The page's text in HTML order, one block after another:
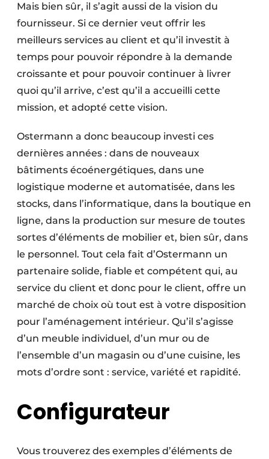
Mais bien sûr, il s’agit aussi de la vision du
fournisseur. Si ce dernier veut offrir les
meilleurs services au client et qu’il investit à
temps pour pouvoir répondre à la demande
croissante et pour pouvoir continuer à livrer
quoi qu’il arrive, c’est qu’il a accueilli cette
mission, et adopté cette vision.
Ostermann a donc beaucoup investi ces
dernières années : dans de nouveaux
bâtiments écoénergétiques, dans une
logistique moderne et automatisée, dans les
stocks, dans l’informatique, dans la boutique en
ligne, dans la production sur mesure de toutes
sortes d’éléments de mobilier et, bien sûr, dans
le personnel. Tout cela fait d’Ostermann un
partenaire solide, fiable et compétent qui, au
service du client et donc pour le client, offre un
marché de choix où tout est à votre disposition
pour l’aménagement intérieur. Qu’il s’agisse
d’un meuble individuel, d’un mur ou de
l’ensemble d’un magasin ou d’une cuisine, les
mots d’ordre sont : service, variété et rapidité.
Configurateur
Vous trouverez des exemples d’éléments de